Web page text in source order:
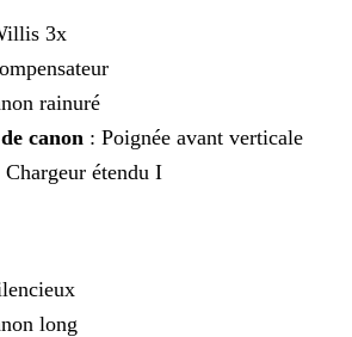
3x
rainuré
canon : Poignée avant verticale
Chargeur étendu I
long